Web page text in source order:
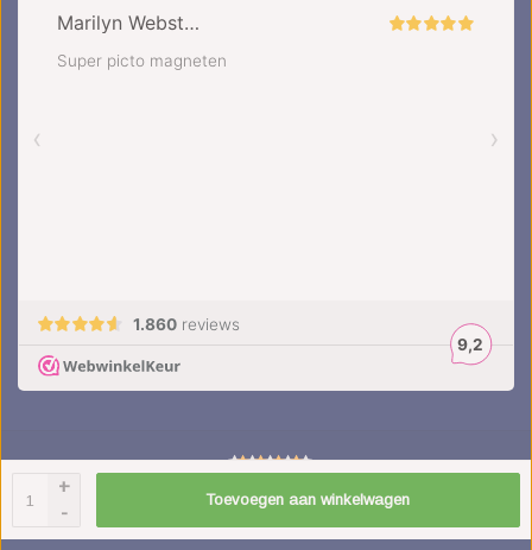
+
-
Toevoegen aan winkelwagen
5sterren op basis van 1851 beoordelingen. Lees 1851 beoordelingen